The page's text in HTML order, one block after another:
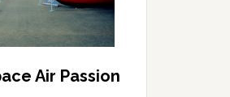
Air Passion